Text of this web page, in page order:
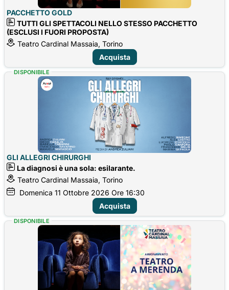
PACCHETTO GOLD
TUTTI GLI SPETTACOLI NELLO STESSO PACCHETTO
(ESCLUSI I FUORI PROPOSTA)
Teatro Cardinal Massaia, Torino
Acquista
GLI ALLEGRI CHIRURGHI
La diagnosi è una sola: esilarante.
Teatro Cardinal Massaia, Torino
Domenica 11 Ottobre 2026 Ore 16:30
DISPONIBILE
Acquista
DISPONIBILE